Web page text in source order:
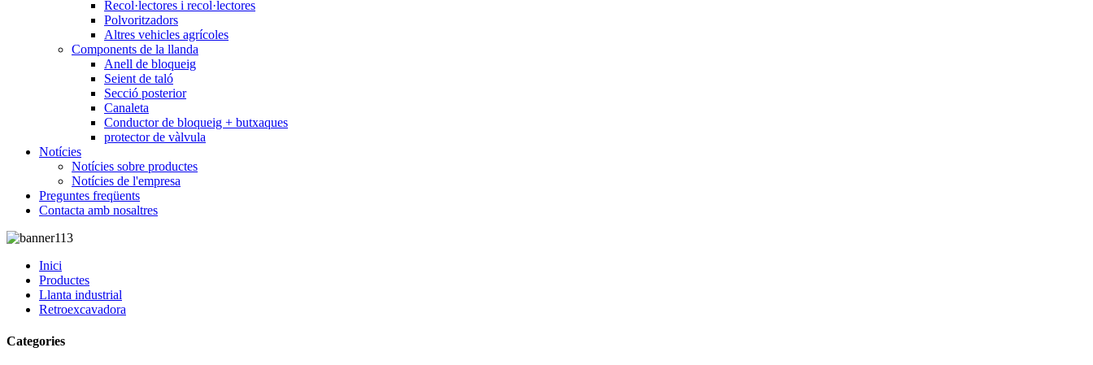
Recol·lectores i recol·lectores
Polvoritzadors
Altres vehicles agrícoles
Components de la llanda
Anell de bloqueig
Seient de taló
Secció posterior
Canaleta
Conductor de bloqueig + butxaques
protector de vàlvula
Notícies
Notícies sobre productes
Notícies de l'empresa
Preguntes freqüents
Contacta amb nosaltres
Inici
Productes
Llanta industrial
Retroexcavadora
Categories